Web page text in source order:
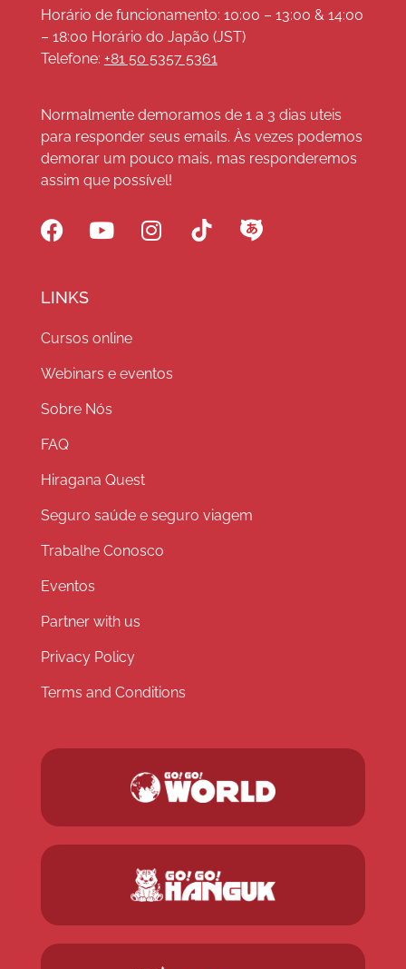
Horário de funcionamento: 10:00 – 13:00 & 14:00
– 18:00 Horário do Japão (JST)
Telefone: +81 50 5357 5361
Normalmente demoramos de 1 a 3 dias uteis
para responder seus emails. Às vezes podemos
demorar um pouco mais, mas responderemos
assim que possível!
LINKS
Cursos online
Webinars e eventos
Sobre Nós
FAQ
Hiragana Quest
Seguro saúde e seguro viagem
Trabalhe Conosco
Eventos
Partner with us
Privacy Policy
Terms and Conditions